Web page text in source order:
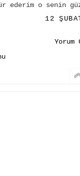
ederim o senin
12
Yorum